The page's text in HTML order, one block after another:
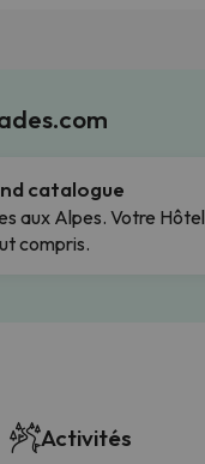
catalogue
aux Alpes. Votre Hôtel
compris.
Activités